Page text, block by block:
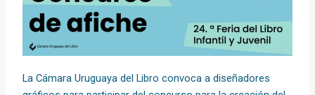
La Cámara Uruguaya del Libro convoca a diseñadores